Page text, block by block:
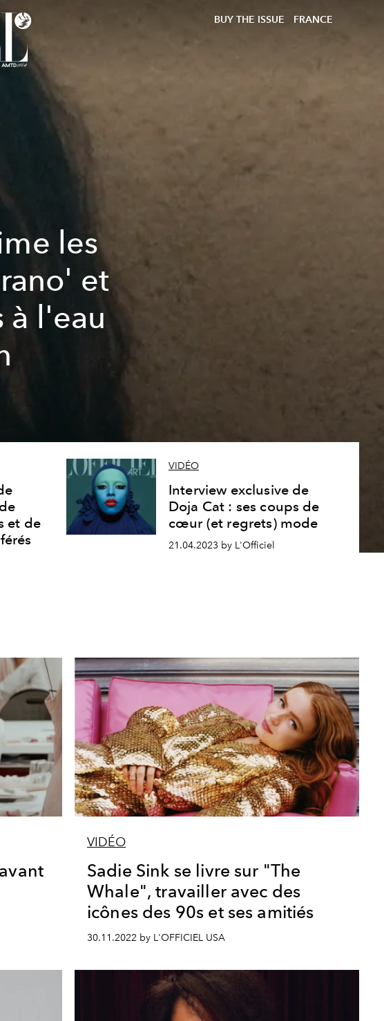
BUY THE ISSUE FRANCE
les
et
à l'eau
et de
VIDÉO
Interview exclusive de
Doja Cat : ses coups de
cœur (et regrets) mode
21.04.2023 by L'Officiel
VIDÉO
Sadie Sink se livre sur "The
Whale", travailler avec des
icônes des 90s et ses amitiés
30.11.2022 by L'OFFICIEL USA